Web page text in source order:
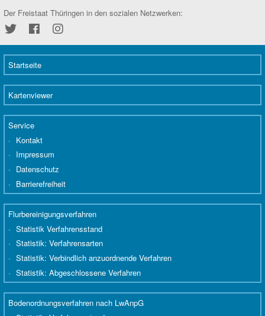
Der Freistaat Thüringen in den sozialen Netzwerken:
Twitter FacebookInstagram
Startseite
Kartenviewer
Service
Kontakt
Impressum
Datenschutz
Barrierefreiheit
Flurbereinigungsverfahren
Statistik Verfahrensstand
Statistik: Verfahrensarten
Statistik: Verbindlich anzuordnende Verfahren
Statistik: Abgeschlossene Verfahren
Bodenordnungsverfahren nach LwAnpG